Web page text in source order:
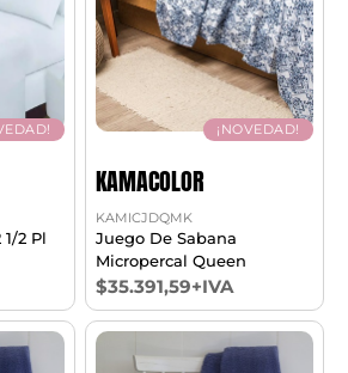
¡NOVEDAD!
KAMACOLOR
KAMICJDQMK
Juego De Sabana
Micropercal Queen
$35.391,59+IVA